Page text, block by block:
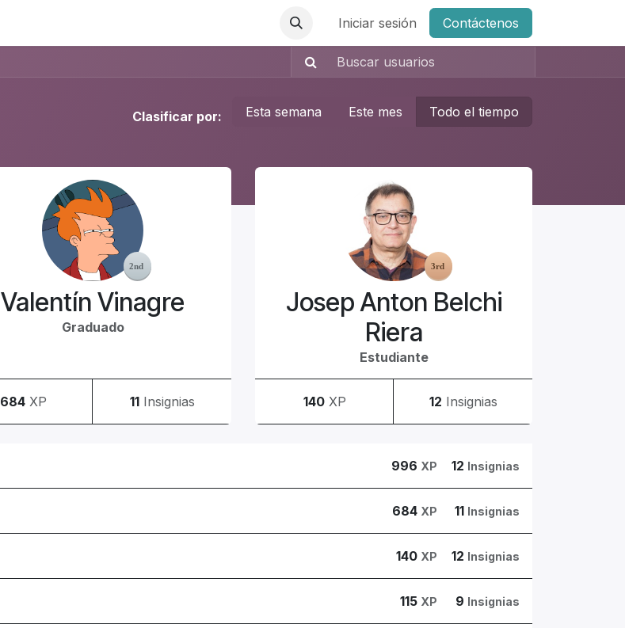
Iniciar sesión Contáctenos
Clasificar por: Esta semana Este mes Todo el tiempo
Valentín Vinagre
Graduado
684 XP 11 Insignias
Josep Anton Belchi
Riera
Estudiante
140 XP 12 Insignias
996 XP 12 Insignias
684 XP 11 Insignias
140 XP 12 Insignias
115 XP 9 Insignias